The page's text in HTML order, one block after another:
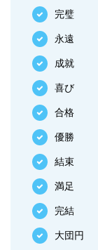
完璧
永遠
成就
喜び
合格
優勝
結束
満足
完結
大団円